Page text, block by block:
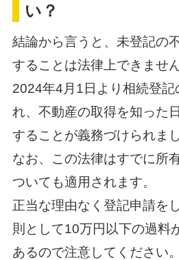
い？
結論から言うと、未登記の
することは法律上できません
2024年4月1日より相続登記
れ、不動産の取得を知った
することが義務づけられまし
なお、この法律はすでに所
ついても適用されます。
正当な理由なく登記申請を
則として10万円以下の過料
あるので注意してください。